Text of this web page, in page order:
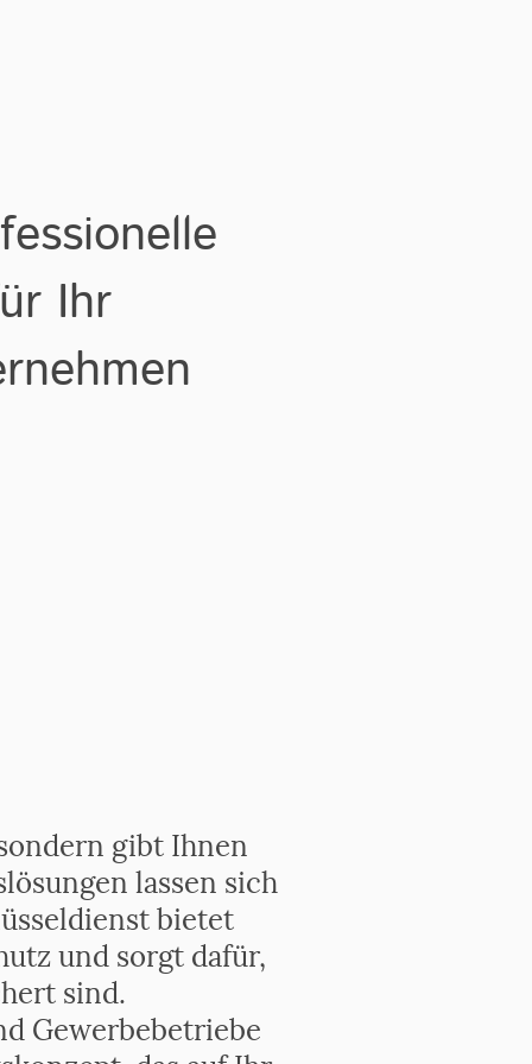
Ihr
gibt Ihnen
lassen sich
bietet
und sorgt dafür,
sind.
Gewerbebetriebe